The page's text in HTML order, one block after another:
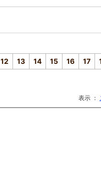
12 13 14 15 16 17
表示 ：